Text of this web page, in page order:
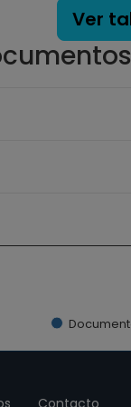
Ver
Data ranges
Contacto